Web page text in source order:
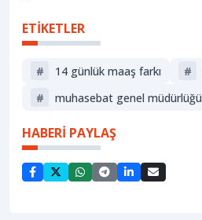
ETİKETLER
# 14 günlük maaş farkı #
#
muhasebat genel müdürlüğü
HABERİ PAYLAŞ